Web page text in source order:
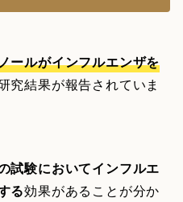
ールがインフルエンザを
究結果が報告されていま
試験においてインフルエ
る効果があることが分か